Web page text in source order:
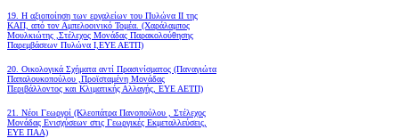
19. Η αξιοποίηση των εργαλείων του Πυλώνα ΙΙ της
ΚΑΠ, από τον Αμπελοοινικό Τομέα. (Χαράλαμπος
Μουλκιώτης ,Στέλεχος Μονάδας Παρακολούθησης
Παρεμβάσεων Πυλώνα Ι,ΕΥΕ ΑΕΤΠ)
20. Οικολογικά Σχήματα αντί Πρασινίσματος (Παναγιώτα
Παπαλουκοπούλου ,Προϊσταμένη Μονάδας
Περιβάλλοντος και Κλιματικής Αλλαγής, ΕΥΕ ΑΕΤΠ)
21. Νέοι Γεωργοί (Κλεοπάτρα Πανοπούλου , Στέλεχος
Μονάδας Ενισχύσεων στις Γεωργικές Εκμεταλλεύσεις,
ΕΥΕ ΠΑΑ)